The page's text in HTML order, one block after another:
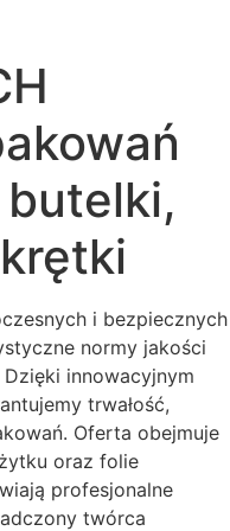
i bezpiecznych
normy jakości
innowacyjnym
trwałość,
Oferta obejmuje
oraz folie
profesjonalne
twórca